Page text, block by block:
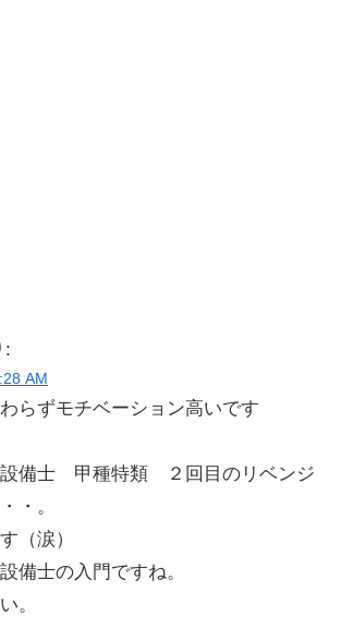
:
AM
らずモチベーション高いです
設備士 甲種特類 ２回目のリベンジ
・。
（涙）
備士の入門ですね。
。